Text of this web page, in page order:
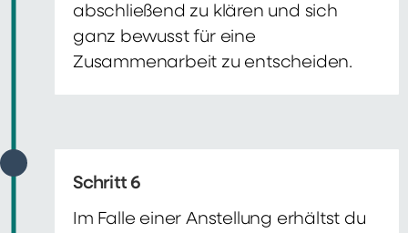
abschließend zu klären und sich
ganz bewusst für eine
Zusammenarbeit zu entscheiden.
Schritt 6
Im Falle einer Anstellung erhältst du